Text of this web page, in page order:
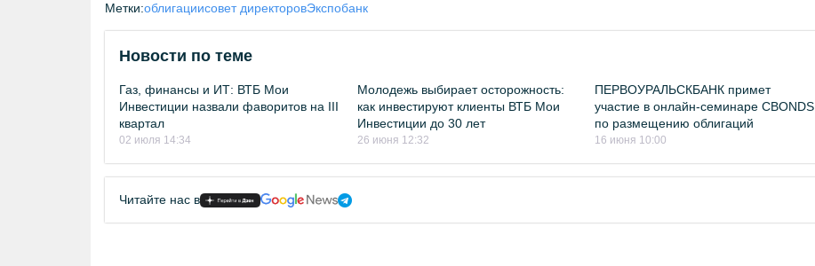
Метки:облигациисовет директоровЭкспобанк
Новости по теме
Газ, финансы и ИТ: ВТБ Мои
Инвестиции назвали фаворитов на III
квартал
02 июля 14:34
Молодежь выбирает осторожность:
как инвестируют клиенты ВТБ Мои
Инвестиции до 30 лет
26 июня 12:32
ПЕРВОУРАЛЬСКБАНК примет
участие в онлайн-семинаре CBONDS
по размещению облигаций
16 июня 10:00
Читайте нас в